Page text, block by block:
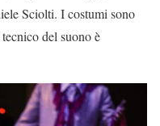
Sciolti. I costumi sono
del suono è